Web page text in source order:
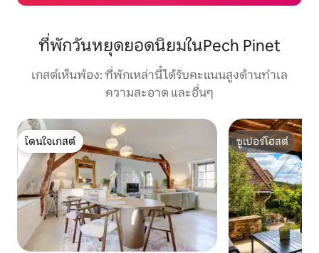
ที่พักวันหยุดยอดนิยมในPech Pinet
เกสต์เห็นพ้อง: ที่พักเหล่านี้ได้รับคะแนนสูงด้านทำเล
ความสะอาด และอื่นๆ
โดนใจเกสต์
โดนใจเกสต์
ซูเปอร์โฮสต์
ซูเปอร์โฮสต์